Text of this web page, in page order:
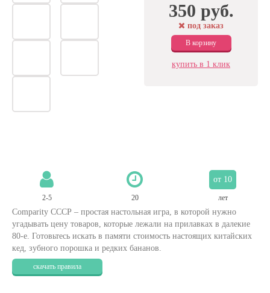
350 руб.
под заказ
В корзину
купить в 1 клик
2-5 20
от 10
лет
Comparity СССР – простая настольная игра, в которой нужно
угадывать цену товаров, которые лежали на прилавках в далекие
80-е. Готовьтесь искать в памяти стоимость настоящих китайских
кед, зубного порошка и редких бананов.
скачать правила